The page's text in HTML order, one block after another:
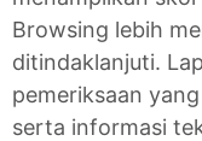
Browsing lebih
ditindaklanjuti.
pemeriksaan
serta informasi